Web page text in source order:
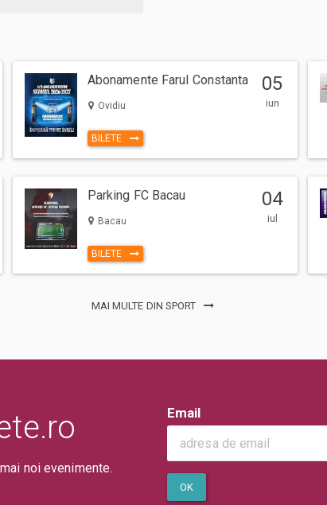
și 150 RON (tribune).
(copil) în efectuarea
făcând comenzile ce
în baza unui bilet valabil
Abonamente Farul Constanta
Ovidiu
BILETE
05
iun
Parking FC Вacau
Bacau
BILETE
04
iul
MAI MULTE DIN SPORT
noi evenimente.
Email
OK